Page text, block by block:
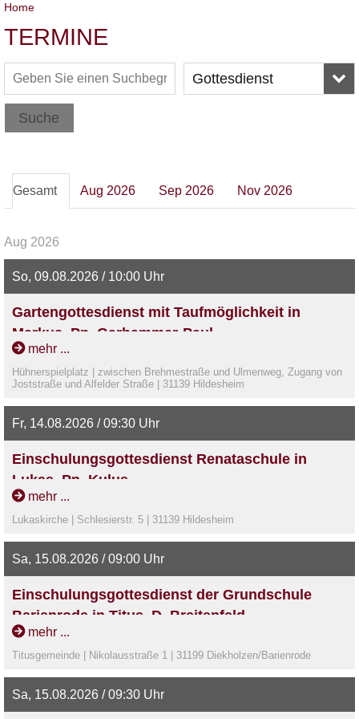
Home
TERMINE
Gottesdienst
Suche
Gesamt Aug 2026 Sep 2026 Nov 2026
Aug 2026
So, 09.08.2026 / 10:00 Uhr
Gartengottesdienst mit Taufmöglichkeit in
Markus, Pn. Garhammer-Paul
mehr ...
Hühnerspielplatz | zwischen Brehmestraße und Ulmenweg, Zugang von
Joststraße und Alfelder Straße | 31139 Hildesheim
Fr, 14.08.2026 / 09:30 Uhr
Einschulungsgottesdienst Renataschule in
Lukas, Pn. Kulus
mehr ...
Lukaskirche | Schlesierstr. 5 | 31139 Hildesheim
Sa, 15.08.2026 / 09:00 Uhr
Einschulungsgottesdienst der Grundschule
Barienrode in Titus, D. Breitenfeld
mehr ...
Titusgemeinde | Nikolausstraße 1 | 31199 Diekholzen/Barienrode
Sa, 15.08.2026 / 09:30 Uhr